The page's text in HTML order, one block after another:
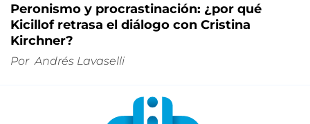
Peronismo y procrastinación: ¿por qué
Kicillof retrasa el diálogo con Cristina
Kirchner?
Por Andrés Lavaselli